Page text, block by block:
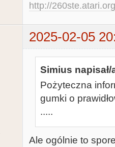
http://260ste.atari.org
2025-02-05
Simius napisał/
Pożyteczna
gumki o
.....
Ale ogólnie to